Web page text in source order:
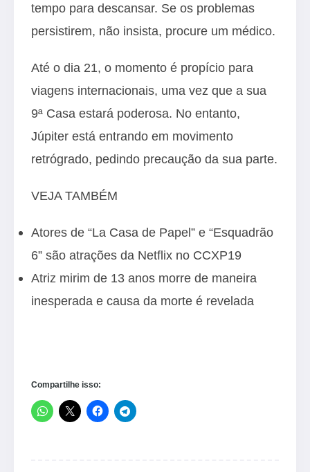
tempo para descansar. Se os problemas
persistirem, não insista, procure um médico.
Até o dia 21, o momento é propício para
viagens internacionais, uma vez que a sua
9ª Casa estará poderosa. No entanto,
Júpiter está entrando em movimento
retrógrado, pedindo precaução da sua parte.
VEJA TAMBÉM
Atores de “La Casa de Papel” e “Esquadrão
6” são atrações da Netflix no CCXP19
Atriz mirim de 13 anos morre de maneira
inesperada e causa da morte é revelada
Compartilhe isso: